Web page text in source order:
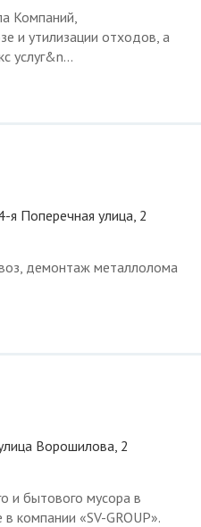
Компаний,
и утилизации отходов, а
услуг&n...
я Поперечная улица, 2
демонтаж металлолома
Ворошилова, 2
и бытового мусора в
компании «SV-GROUP».